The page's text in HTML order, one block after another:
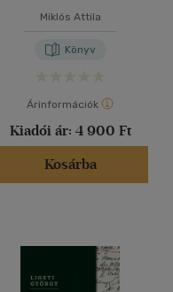
Miklós Attila
Könyv
Árinformációk
Kiadói ár: 4 900 Ft
Kosárba